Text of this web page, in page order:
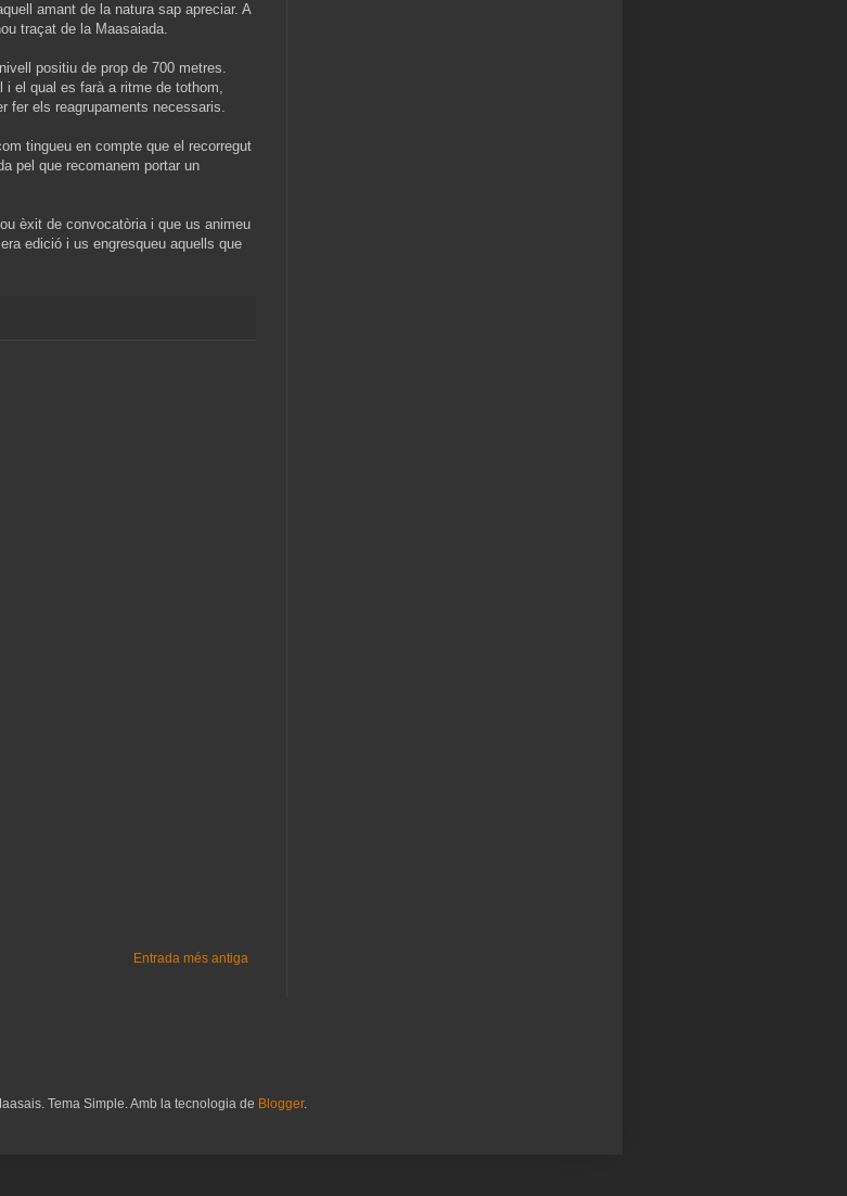
amant de la natura sap apreciar. A
traçat de la Maasaiada.
positiu de prop de 700 metres.
i el qual es farà a ritme de tothom,
fer els reagrupaments necessaris.
tingueu en compte que el recorregut
pel que recomanem portar un
èxit de convocatòria i que us animeu
edició i us engresqueu aquells que
Entrada més antiga
Tema Simple. Amb la tecnologia de Blogger.